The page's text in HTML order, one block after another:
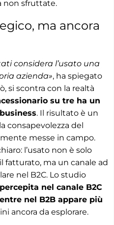
non sfruttate.
ma ancora
considera l’usato una
azienda», ha spiegato
si scontra con la realtà
su tre ha un
. Il risultato è un
consapevolezza del
messe in campo.
l’usato non è solo
fatturato, ma un canale ad
nel B2C. Lo studio
nel canale B2C
nel B2B appare più
ancora da esplorare.